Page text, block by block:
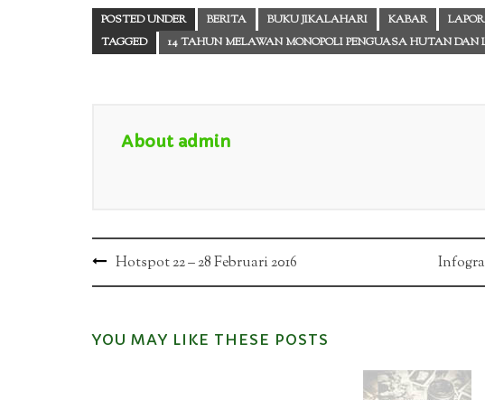
POSTED UNDER BERITA BUKU JIKALAHARI KABAR
TAGGED
14 TAHUN MELAWAN MONOPOLI PENGUASA HUTAN DAN
About admin
Post
navigation
Hotspot 22 – 28 Februari 2016
YOU MAY LIKE THESE POSTS